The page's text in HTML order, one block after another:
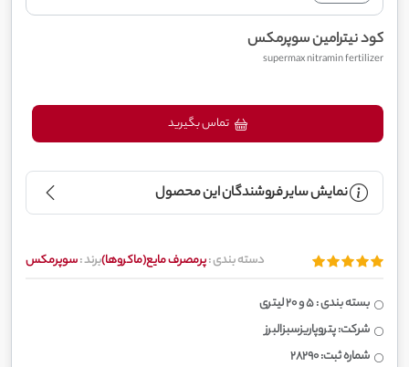
کود نیترامین سوپرمکس
supermax nitramin fertilizer
نمایش سایر فروشندگان این محصول
دسته بندی :پرمصرف مایع(ماکروها)برند :سوپرمکس
بسته بندی : 5 و 20 لیتری
شرکت: پتروپاریزسبزالبرز
شماره ثبت: 28290